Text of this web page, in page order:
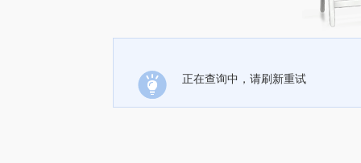
正在查询中，请刷新重试